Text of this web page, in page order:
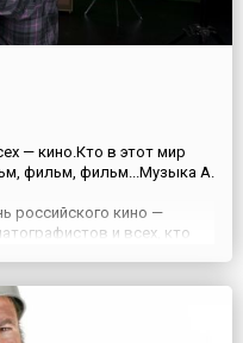
— кино.Кто в этот мир
фильм, фильм...Музыка А.
российского кино —
и всех, кто